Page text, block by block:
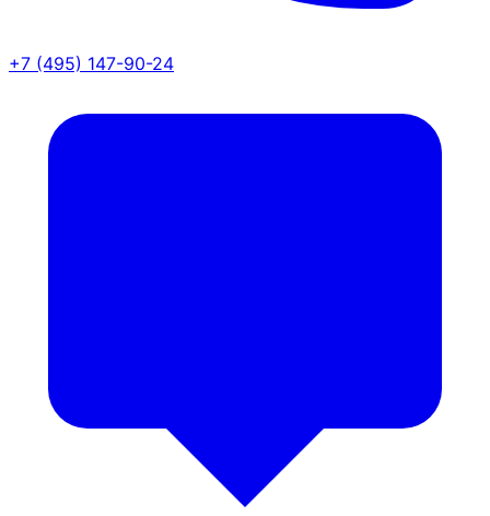
+7 (495) 147-90-24